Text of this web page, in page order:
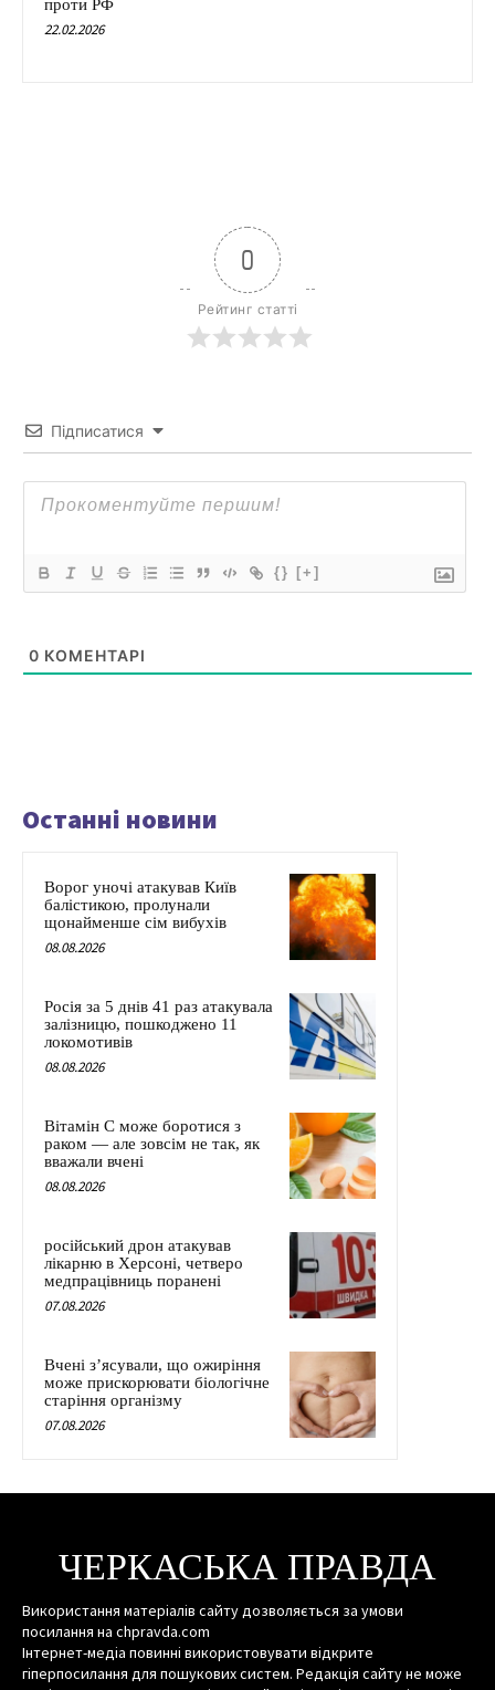
проти РФ
22.02.2026
0
Рейтинг статті
Підписатися
{} [+]
0 КОМЕНТАРІ
Останні новини
Ворог уночі атакував Київ
балістикою, пролунали
щонайменше сім вибухів
08.08.2026
Росія за 5 днів 41 раз атакувала
залізницю, пошкоджено 11
локомотивів
08.08.2026
Вітамін C може боротися з
раком — але зовсім не так, як
вважали вчені
08.08.2026
російський дрон атакував
лікарню в Херсоні, четверо
медпрацівниць поранені
07.08.2026
Вчені з’ясували, що ожиріння
може прискорювати біологічне
старіння організму
07.08.2026
ЧЕРКАСЬКА ПРАВДА
Використання матеріалів сайту дозволяється за умови
посилання на chpravda.com
Інтернет-медіа повинні використовувати відкрите
гіперпосилання для пошукових систем. Редакція сайту не може